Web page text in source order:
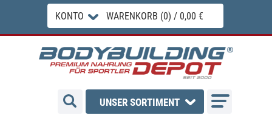
KONTO WARENKORB (0) / 0,00 €
UNSER SORTIMENT